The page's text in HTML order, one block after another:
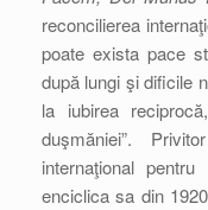
reconcilierea
poate exista pace
după lungi şi dificile
la iubirea
duşmăniei”.
internaţional
enciclica sa din